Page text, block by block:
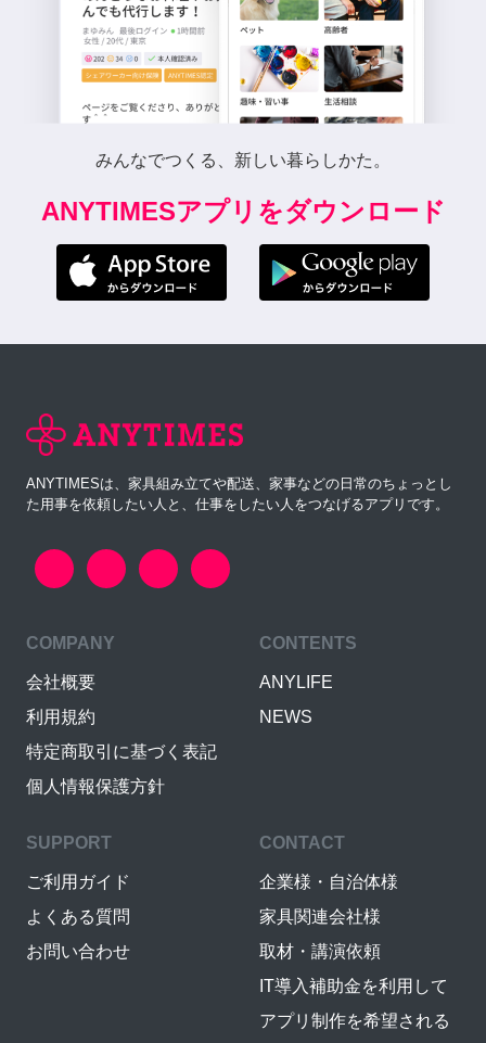
みんなでつくる、新しい暮らしかた。
ANYTIMESアプリをダウンロード
ANYTIMESは、家具組み立てや配送、家事などの日常のちょっとし
た用事を依頼したい人と、仕事をしたい人をつなげるアプリです。
COMPANY
会社概要
利用規約
特定商取引に基づく表記
個人情報保護方針
CONTENTS
ANYLIFE
NEWS
SUPPORT
ご利用ガイド
よくある質問
お問い合わせ
CONTACT
企業様・自治体様
家具関連会社様
取材・講演依頼
IT導入補助金を利用して
アプリ制作を希望される